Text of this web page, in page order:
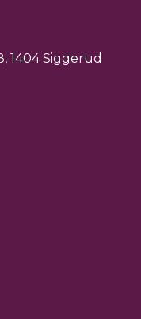
1404 Siggerud